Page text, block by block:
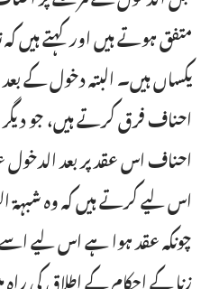
متفق ہوتے ہیں اور کہتے ہیں
یکساں ہیں۔ البتہ دخول کے
احناف فرق کرتے ہیں، جو
احناف اس عقد پر بعد الدخول
اس لیے کرتے ہیں کہ وہ شبہۃ
چونکہ عقد ہوا ہے اس لیے
زنا کے احکام کے اطلاق کی